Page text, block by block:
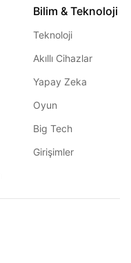
Bilim & Teknoloji
Teknoloji
Akıllı Cihazlar
Yapay Zeka
Oyun
Big Tech
Girişimler